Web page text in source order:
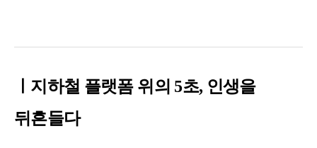
ㅣ지하철 플랫폼 위의 5초, 인생을
뒤흔들다